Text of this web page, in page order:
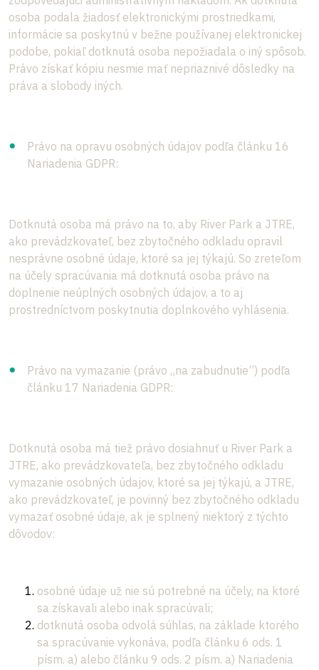
osoba podala žiadosť elektronickými prostriedkami,
informácie sa poskytnú v bežne používanej elektronickej
podobe, pokiaľ dotknutá osoba nepožiadala o iný spôsob.
Právo získať kópiu nesmie mať nepriaznivé dôsledky na
práva a slobody iných.
Právo na opravu osobných údajov podľa článku 16
Nariadenia GDPR:
Dotknutá osoba má právo na to, aby River Park a JTRE,
ako prevádzkovateľ, bez zbytočného odkladu opravil
nesprávne osobné údaje, ktoré sa jej týkajú. So zreteľom
na účely spracúvania má dotknutá osoba právo na
doplnenie neúplných osobných údajov, a to aj
prostredníctvom poskytnutia doplnkového vyhlásenia.
Právo na vymazanie (právo „na zabudnutie”) podľa
článku 17 Nariadenia GDPR:
Dotknutá osoba má tiež právo dosiahnuť u River Park a
JTRE, ako prevádzkovateľa, bez zbytočného odkladu
vymazanie osobných údajov, ktoré sa jej týkajú, a JTRE,
ako prevádzkovateľ, je povinný bez zbytočného odkladu
vymazať osobné údaje, ak je splnený niektorý z týchto
dôvodov:
osobné údaje už nie sú potrebné na účely, na ktoré
sa získavali alebo inak spracúvali;
dotknutá osoba odvolá súhlas, na základe ktorého
sa spracúvanie vykonáva, podľa článku 6 ods. 1
písm. a) alebo článku 9 ods. 2 písm. a) Nariadenia